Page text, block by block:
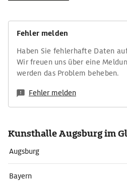
Fehler melden
Haben Sie fehlerhafte Daten
Wir freuen uns über eine
werden das Problem beheben.
Fehler melden
Kunsthalle Augsburg im
Augsburg
Bayern